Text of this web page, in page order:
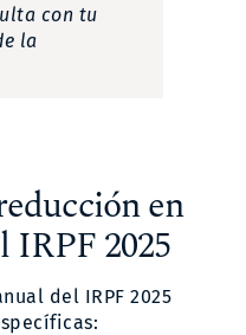
con tu
la
en
IRPF 2025
del IRPF 2025